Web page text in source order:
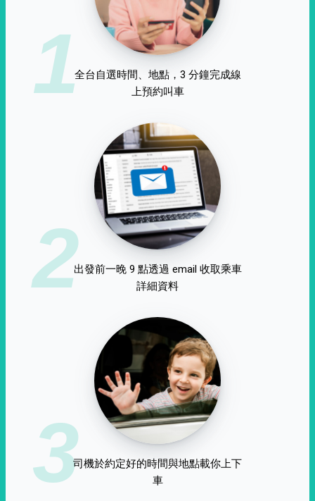
1全台自選時間、地點，3 分鐘完成線
上預約叫車
2出發前一晚 9 點透過 email 收取乘車
詳細資料
3司機於約定好的時間與地點載你上下
車